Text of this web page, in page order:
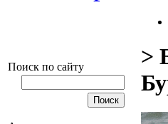
Поиск по сайту
>